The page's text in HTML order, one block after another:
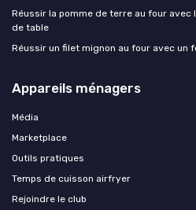
Réussir la pomme de terre au four avec
de table
Réussir un filet mignon au four avec un
Appareils ménagers
Média
Marketplace
Outils pratiques
Temps de cuisson airfryer
Rejoindre le club